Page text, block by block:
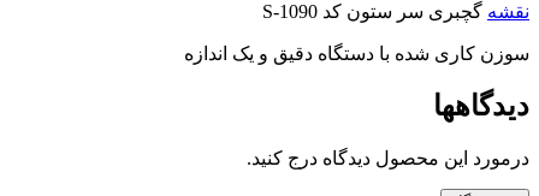
نقشه گچبری سر ستون کد S-1090
سوزن کاری شده با دستگاه دقیق و یک اندازه
دیدگاهها
درمورد این محصول دیدگاه درج کنید.